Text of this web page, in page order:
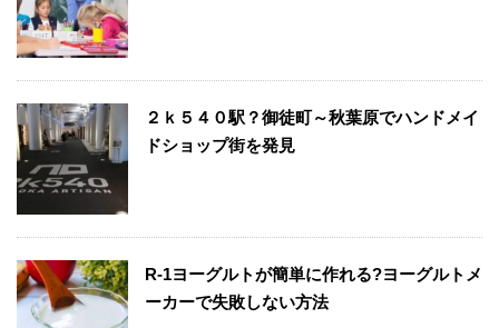
２ｋ５４０駅？御徒町～秋葉原でハンドメイ
ドショップ街を発見
R-1ヨーグルトが簡単に作れる?ヨーグルトメ
ーカーで失敗しない方法